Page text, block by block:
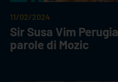
11/02/2024
Sir Susa Vim
parole di Mozic